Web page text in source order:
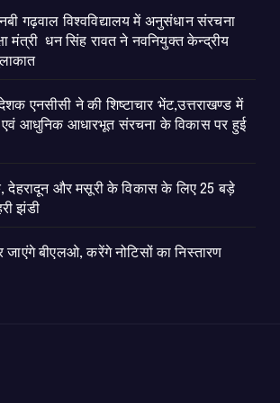
गढ़वाल विश्वविद्यालय में अनुसंधान संरचना
मंत्री धन सिंह रावत ने नवनियुक्त केन्द्रीय
एनसीसी ने की शिष्टाचार भेंट,उत्तराखण्ड में
एवं आधुनिक आधारभूत संरचना के विकास पर हुई
देहरादून और मसूरी के विकास के लिए 25 बड़े
झंडी
जाएंगे बीएलओ, करेंगे नोटिसों का निस्तारण